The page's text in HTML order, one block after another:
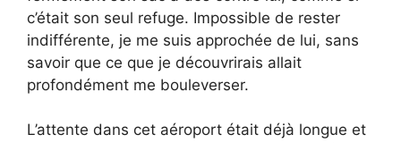
c’était son seul refuge. Impossible de rester
indifférente, je me suis approchée de lui, sans
savoir que ce que je découvrirais allait
profondément me bouleverser.
L’attente dans cet aéroport était déjà longue et